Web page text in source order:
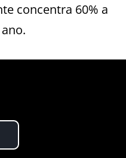
concentra 60% a